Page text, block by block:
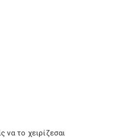
να το χειρίζεσαι